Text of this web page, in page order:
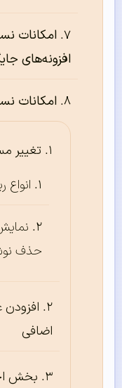
امکانات
افزونه‌های
امکانات
تغییر
انواع
حذف
افزودن
اضافی
بخش